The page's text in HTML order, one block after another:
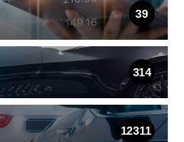
39
314
12311